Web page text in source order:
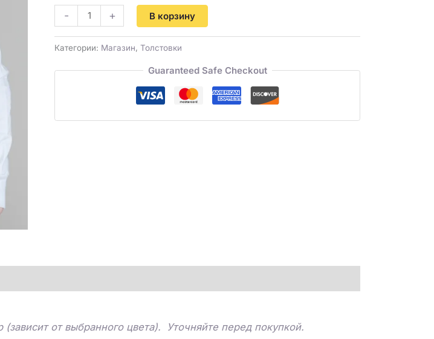
- + В корзину
Категории: Магазин, Толстовки
Guaranteed Safe Checkout
от выбранного цвета). Уточняйте перед покупкой.